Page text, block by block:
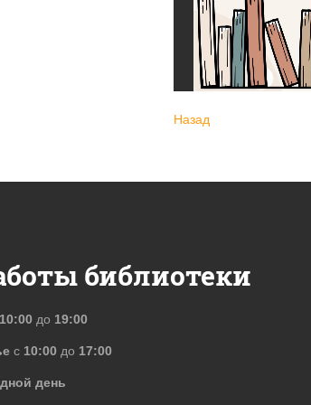
Назад
библиотеки
10:00 до 19:00
с 10:00 до 17:00
день